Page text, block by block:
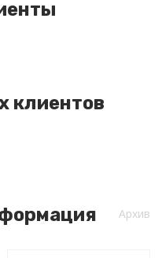
клиентов
Архив